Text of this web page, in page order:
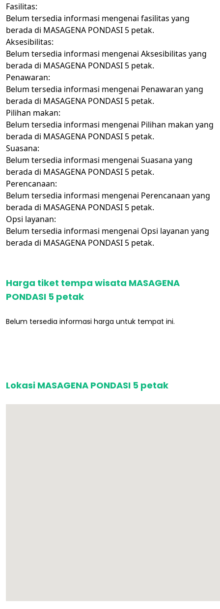
Fasilitas:
Belum tersedia informasi mengenai fasilitas yang
berada di MASAGENA PONDASI 5 petak.
Aksesibilitas:
Belum tersedia informasi mengenai Aksesibilitas yang
berada di MASAGENA PONDASI 5 petak.
Penawaran:
Belum tersedia informasi mengenai Penawaran yang
berada di MASAGENA PONDASI 5 petak.
Pilihan makan:
Belum tersedia informasi mengenai Pilihan makan yang
berada di MASAGENA PONDASI 5 petak.
Suasana:
Belum tersedia informasi mengenai Suasana yang
berada di MASAGENA PONDASI 5 petak.
Perencanaan:
Belum tersedia informasi mengenai Perencanaan yang
berada di MASAGENA PONDASI 5 petak.
Opsi layanan:
Belum tersedia informasi mengenai Opsi layanan yang
berada di MASAGENA PONDASI 5 petak.
Harga tiket tempa wisata MASAGENA
PONDASI 5 petak
Belum tersedia informasi harga untuk tempat ini.
Lokasi MASAGENA PONDASI 5 petak